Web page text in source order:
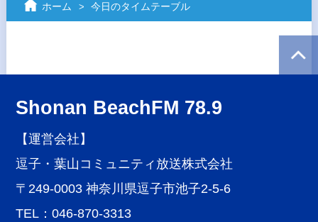
ホーム 今日のタイムテーブル
Shonan BeachFM 78.9
【運営会社】
逗子・葉山コミュニティ放送株式会社
〒249-0003 神奈川県逗子市池子2-5-6
TEL：046-870-3313